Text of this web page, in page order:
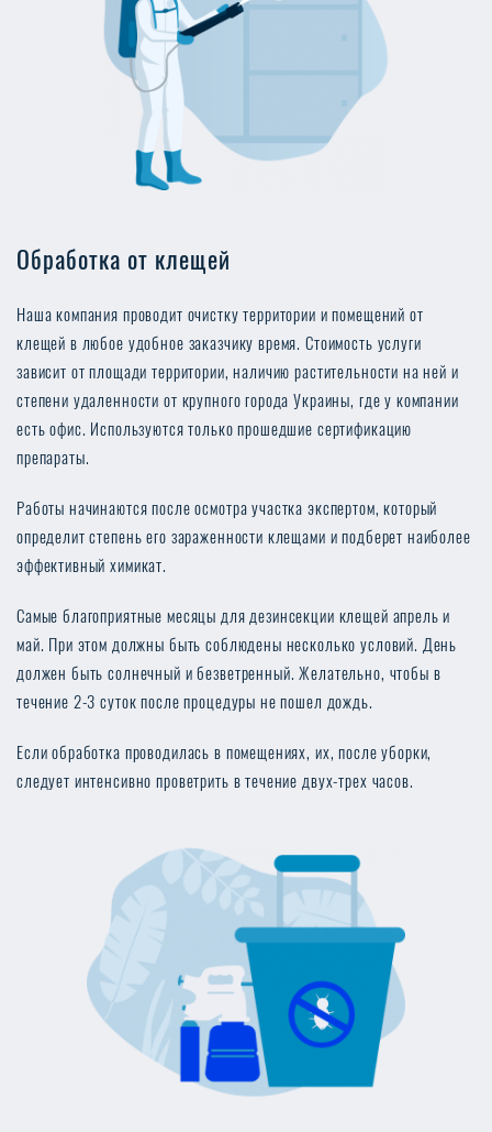
Обработка от клещей
Наша компания проводит очистку территории и помещений от
клещей в любое удобное заказчику время. Стоимость услуги
зависит от площади территории, наличию растительности на ней и
степени удаленности от крупного города Украины, где у компании
есть офис. Используются только прошедшие сертификацию
препараты.
Работы начинаются после осмотра участка экспертом, который
определит степень его зараженности клещами и подберет наиболее
эффективный химикат.
Самые благоприятные месяцы для дезинсекции клещей апрель и
май. При этом должны быть соблюдены несколько условий. День
должен быть солнечный и безветренный. Желательно, чтобы в
течение 2-3 суток после процедуры не пошел дождь.
Если обработка проводилась в помещениях, их, после уборки,
следует интенсивно проветрить в течение двух-трех часов.